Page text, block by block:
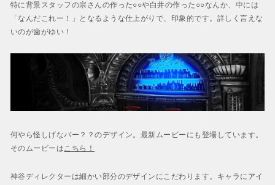
特に背景スタッフの宗さんの作った○○や白井の作った○○なんか、中には
「なんだこれー！」となるような仕上がりで、印象的です。詳しく言えな
いのが歯がゆい！
何やら怪しげなバー？？のデザイン。最新ムービーにも登場しています。
そのムービーはこちら！
神谷ディレクターは細かい部分のデザインにこだわります。キャラにアイ